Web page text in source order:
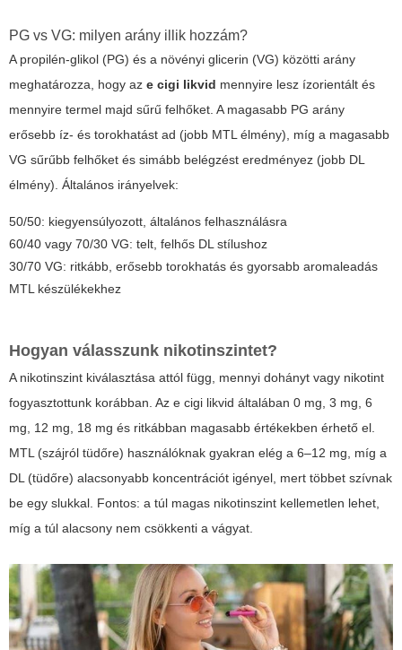
PG vs VG: milyen arány illik hozzám?
A propilén-glikol (PG) és a növényi glicerin (VG) közötti arány
meghatározza, hogy az e cigi likvid mennyire lesz ízorientált és
mennyire termel majd sűrű felhőket. A magasabb PG arány
erősebb íz- és torokhatást ad (jobb MTL élmény), míg a magasabb
VG sűrűbb felhőket és simább belégzést eredményez (jobb DL
élmény). Általános irányelvek:
50/50: kiegyensúlyozott, általános felhasználásra
60/40 vagy 70/30 VG: telt, felhős DL stílushoz
30/70 VG: ritkább, erősebb torokhatás és gyorsabb aromaleadás
MTL készülékekhez
Hogyan válasszunk nikotinszintet?
A nikotinszint kiválasztása attól függ, mennyi dohányt vagy nikotint
fogyasztottunk korábban. Az e cigi likvid általában 0 mg, 3 mg, 6
mg, 12 mg, 18 mg és ritkábban magasabb értékekben érhető el.
MTL (szájról tüdőre) használóknak gyakran elég a 6–12 mg, míg a
DL (tüdőre) alacsonyabb koncentrációt igényel, mert többet szívnak
be egy slukkal. Fontos: a túl magas nikotinszint kellemetlen lehet,
míg a túl alacsony nem csökkenti a vágyat.